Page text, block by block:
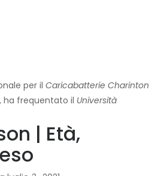
per il Caricabatterie Charinton
ha frequentato il Università
| Età,